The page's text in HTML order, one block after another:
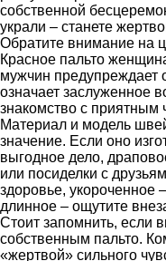
собственной
украли – станете
Обратите внимание на
Красное пальто
мужчин предупреждает
означает заслуженное
знакомство с приятным
Материал и модель
значение. Если оно
выгодное дело,
или посиделки с
здоровье, укороченное
длинное – ощутите
Стоит запомнить, если
собственным пальто.
«жертвой» сильного